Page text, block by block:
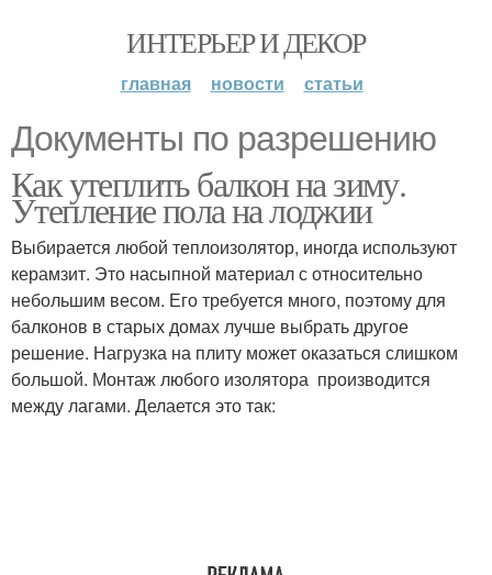
ИНТЕРЬЕР И ДЕКОР
главная новости статьи
Документы по разрешению
Как утеплить балкон на зиму.
Утепление пола на лоджии
Выбирается любой теплоизолятор, иногда используют
керамзит. Это насыпной материал с относительно
небольшим весом. Его требуется много, поэтому для
балконов в старых домах лучше выбрать другое
решение. Нагрузка на плиту может оказаться слишком
большой. Монтаж любого изолятора производится
между лагами. Делается это так: